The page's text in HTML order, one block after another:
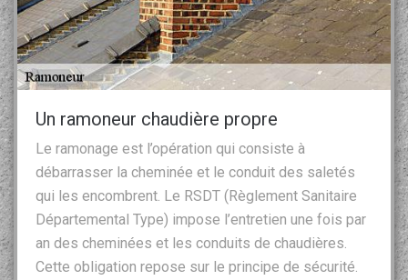
Un ramoneur chaudière propre
Le ramonage est l’opération qui consiste à
débarrasser la cheminée et le conduit des saletés
qui les encombrent. Le RSDT (Règlement Sanitaire
Départemental Type) impose l’entretien une fois par
an des cheminées et les conduits de chaudières.
Cette obligation repose sur le principe de sécurité.